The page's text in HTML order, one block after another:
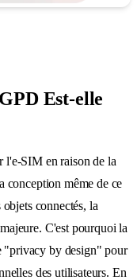
Est-elle
l'e-SIM en raison de la
conception même de ce
connectés, la
C'est pourquoi la
"privacy by design" pour
des utilisateurs. En